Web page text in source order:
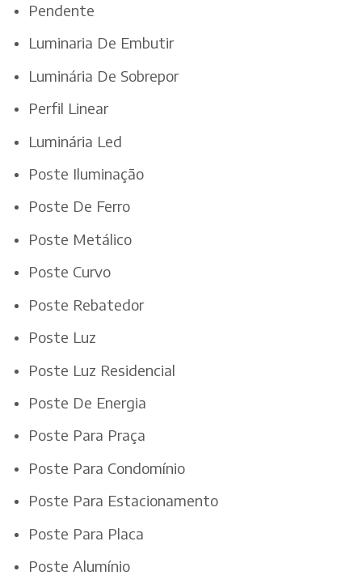
Pendente
Luminaria De Embutir
Luminária De Sobrepor
Perfil Linear
Luminária Led
Poste Iluminação
Poste De Ferro
Poste Metálico
Poste Curvo
Poste Rebatedor
Poste Luz
Poste Luz Residencial
Poste De Energia
Poste Para Praça
Poste Para Condomínio
Poste Para Estacionamento
Poste Para Placa
Poste Alumínio